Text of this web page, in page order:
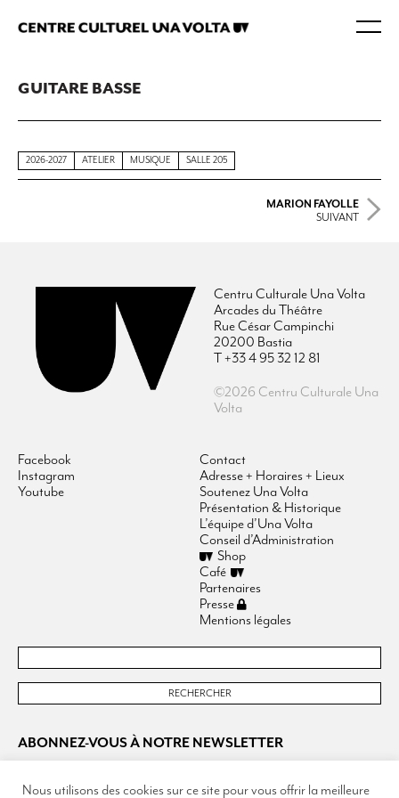
GUITARE BASSE
2026-2027 ATELIER MUSIQUE SALLE 205
MARION FAYOLLE
SUIVANT
Centru Culturale Una Volta
Arcades du Théâtre
Rue César Campinchi
20200 Bastia
T +33 4 95 32 12 81
©2026 Centru Culturale Una
Volta
Facebook
Instagram
Youtube
Contact
Adresse + Horaires + Lieux
Soutenez Una Volta
Présentation & Historique
L’équipe d’Una Volta
Conseil d’Administration
Shop
Café
Partenaires
Presse
Mentions légales
ABONNEZ-VOUS À NOTRE NEWSLETTER
Nous utilisons des cookies sur ce site pour vous offrir la meilleure